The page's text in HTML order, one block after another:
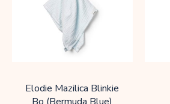
Elodie Mazilica Blinkie